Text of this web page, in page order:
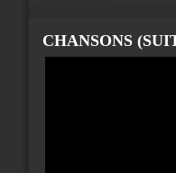
CHANSONS